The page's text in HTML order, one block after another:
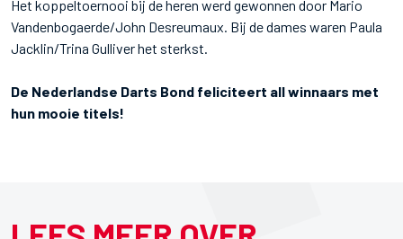
Het koppeltoernooi bij de heren werd gewonnen door Mario
Vandenbogaerde/John Desreumaux. Bij de dames waren Paula
Jacklin/Trina Gulliver het sterkst.
De Nederlandse Darts Bond feliciteert all winnaars met
hun mooie titels!